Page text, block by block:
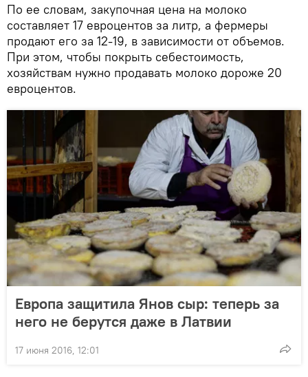
По ее словам, закупочная цена на молоко
составляет 17 евроцентов за литр, а фермеры
продают его за 12-19, в зависимости от объемов.
При этом, чтобы покрыть себестоимость,
хозяйствам нужно продавать молоко дороже 20
евроцентов.
Европа защитила Янов сыр: теперь за
него не берутся даже в Латвии
17 июня 2016, 12:01